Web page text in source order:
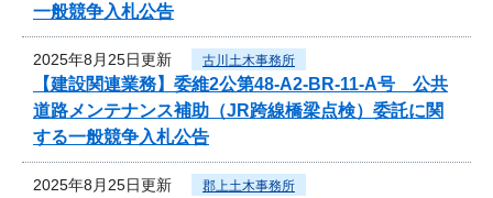
一般競争入札公告
2025年8月25日更新 古川土木事務所
【建設関連業務】委維2公第48-A2-BR-11-A号 公共
道路メンテナンス補助（JR跨線橋梁点検）委託に関
する一般競争入札公告
2025年8月25日更新 郡上土木事務所